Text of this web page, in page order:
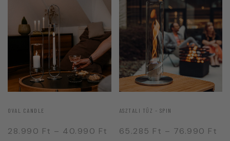
OVAL CANDLE
28.990 Ft – 40.990 Ft
ASZTALI TŰZ – SPIN
65.285 Ft – 76.990 Ft